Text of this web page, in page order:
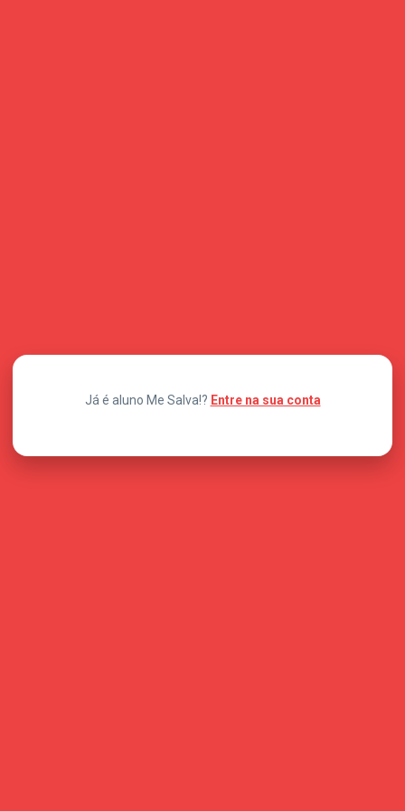
Já é aluno Me Salva!? Entre na sua conta